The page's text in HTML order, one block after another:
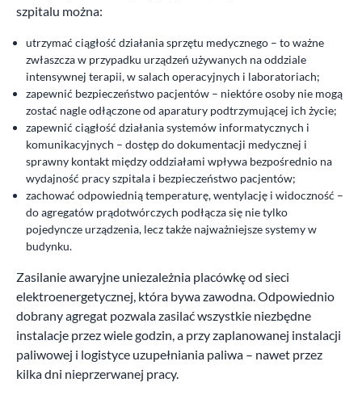
szpitalu można:
utrzymać ciągłość działania sprzętu medycznego – to ważne
zwłaszcza w przypadku urządzeń używanych na oddziale
intensywnej terapii, w salach operacyjnych i laboratoriach;
zapewnić bezpieczeństwo pacjentów – niektóre osoby nie mogą
zostać nagle odłączone od aparatury podtrzymującej ich życie;
zapewnić ciągłość działania systemów informatycznych i
komunikacyjnych – dostęp do dokumentacji medycznej i
sprawny kontakt między oddziałami wpływa bezpośrednio na
wydajność pracy szpitala i bezpieczeństwo pacjentów;
zachować odpowiednią temperaturę, wentylację i widoczność –
do agregatów prądotwórczych podłącza się nie tylko
pojedyncze urządzenia, lecz także najważniejsze systemy w
budynku.
Zasilanie awaryjne uniezależnia placówkę od sieci
elektroenergetycznej, która bywa zawodna. Odpowiednio
dobrany agregat pozwala zasilać wszystkie niezbędne
instalacje przez wiele godzin, a przy zaplanowanej instalacji
paliwowej i logistyce uzupełniania paliwa – nawet przez
kilka dni nieprzerwanej pracy.